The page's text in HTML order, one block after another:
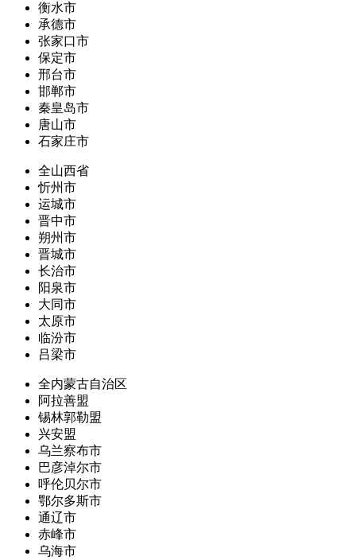
衡水市
承德市
张家口市
保定市
邢台市
邯郸市
秦皇岛市
唐山市
石家庄市
全山西省
忻州市
运城市
晋中市
朔州市
晋城市
长治市
阳泉市
大同市
太原市
临汾市
吕梁市
全内蒙古自治区
阿拉善盟
锡林郭勒盟
兴安盟
乌兰察布市
巴彦淖尔市
呼伦贝尔市
鄂尔多斯市
通辽市
赤峰市
乌海市